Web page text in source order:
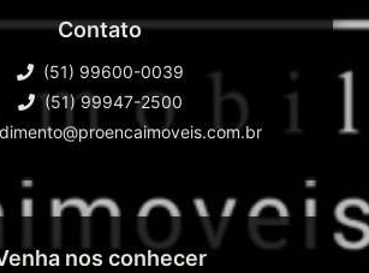
Contato
(51) 99600-0039
(51) 99947-2500
nos conhecer